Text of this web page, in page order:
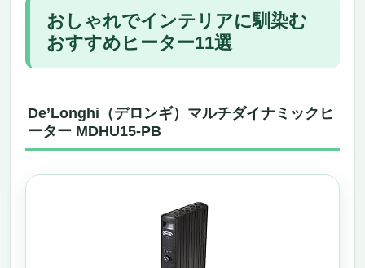
「Nayuoo オイルヒーター 8畳〜10畳モデル」
リビングにも寝室にも。空間を選ばずなじむ
ベーシックデザイン
の部屋でも安心
省エネ＆安全設計で安心。冬の暖房費も気に
ならない
ペルソナ＆おすすめできる人・できない人
おしゃれでインテリアに馴染むおすすめヒータ
おしゃれでインテリアに馴染む
おすすめヒーター11選
De’Longhi（デロンギ）マルチダイナミックヒ
ーター MDHU15-PB